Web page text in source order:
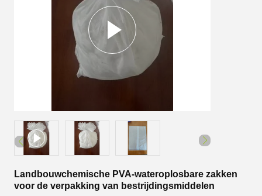
Landbouwchemische PVA-wateroplosbare zakken
voor de verpakking van bestrijdingsmiddelen